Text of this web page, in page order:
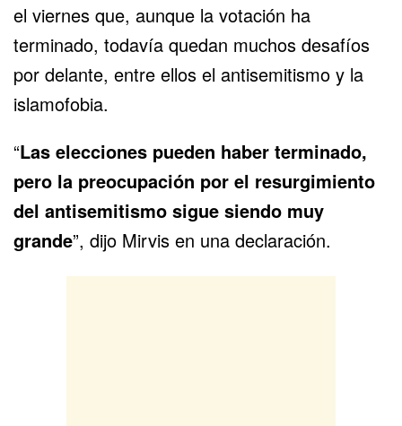
el viernes que, aunque la votación ha
terminado, todavía quedan muchos desafíos
por delante, entre ellos el antisemitismo y la
islamofobia.
“Las elecciones pueden haber terminado,
pero la preocupación por el resurgimiento
del antisemitismo sigue siendo muy
grande”, dijo Mirvis en una declaración.